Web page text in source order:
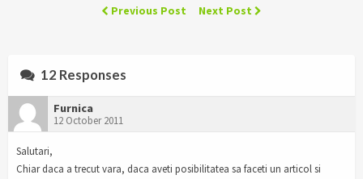
Previous Post Next Post
12 Responses
Furnica
12 October 2011
Salutari,
Chiar daca a trecut vara, daca aveti posibilitatea sa faceti un articol si